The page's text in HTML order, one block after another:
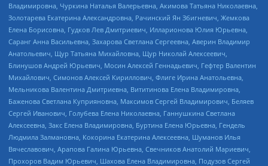
Владимировна, Чуркина Наталья Валерьевна, Акимова Татьяна Николаевна,
Золотарева Екатерина Александровна, Рачинский Ян Збигневич, Жемкова
Елена Борисовна, Гудков Лев Дмитриевич, Илларионова Юлия Юрьевна,
Саранг Анна Васильевна, Захарова Светлана Сергеевна, Аверин Владимир
Анатольевич, Щур Татьяна Михайловна, Щур Николай Алексеевич,
Блинушов Андрей Юрьевич, Мосин Алексей Геннадьевич, Гефтер Валентин
Михайлович, Симонов Алексей Кириллович, Флиге Ирина Анатольевна,
Мельникова Валентина Дмитриевна, Вититинова Елена Владимировна,
Баженова Светлана Куприяновна, Максимов Сергей Владимирович, Беляев
Сергей Иванович, Голубева Елена Николаевна, Ганнушкина Светлана
Алексеевна, Закс Елена Владимировна, Буртина Елена Юрьевна, Гендель
Людмила Залмановна, Кокорина Екатерина Алексеевна, Шуманов Илья
Вячеславович, Арапова Галина Юрьевна, Свечников Анатолий Мариевич,
Прохоров Вадим Юрьевич, Шахова Елена Владимировна, Подузов Сергей